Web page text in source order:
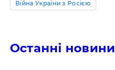
Війна України з Росією
Останні новини